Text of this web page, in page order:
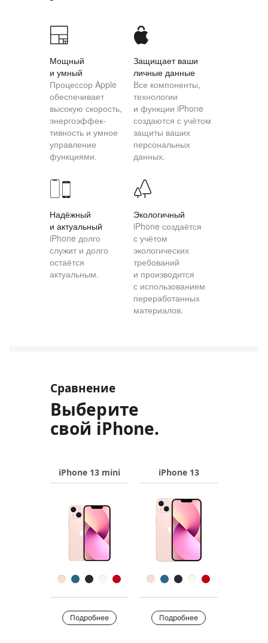
Мощный
и умный
Процессор Apple
обеспечивает
высокую скорость,
энергоэффек­
тивность и умное
управление
функциями.
Защищает ваши
личные данные
Все компоненты,
технологии
и функции iPhone
создаются с учётом
защиты ваших
персональных
данных.
Надёжный
и актуальный
iPhone долго
служит и долго
остаётся
актуальным.
Экологичный
iPhone создаётся
с учётом
экологических
требований
и производится
с использованием
переработанных
материалов.
Сравнение
Выберите
свой iPhone.
Название
iPhone 13 mini iPhone 13
Изображения
КупитьПодробнее Подробнее